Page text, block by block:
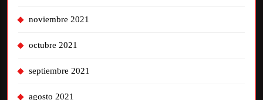
noviembre 2021
octubre 2021
septiembre 2021
agosto 2021